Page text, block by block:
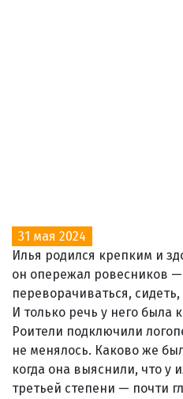
31 мая 2024
Илья родился крепким и
он опережал ровесников —
переворачиваться, сидеть,
И только речь у него была
Роители подключили
не менялось. Каково же
когда она выяснили, что у
третьей степени — почти